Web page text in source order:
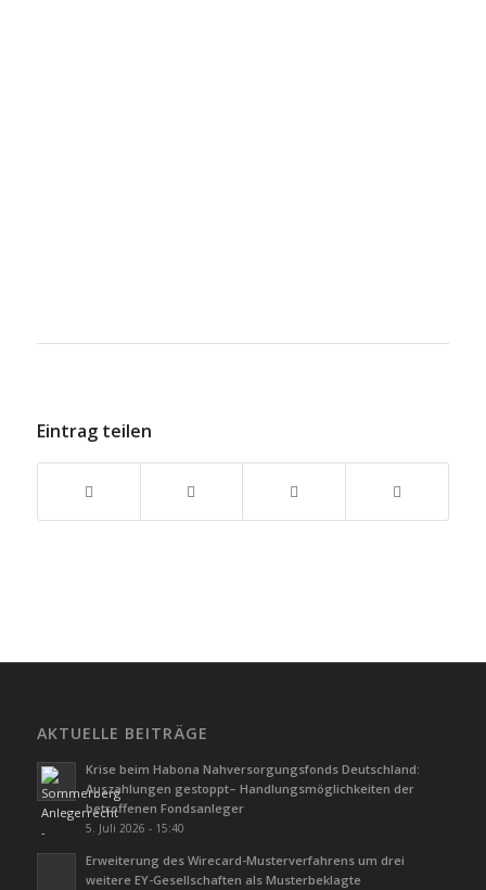
Eintrag teilen
AKTUELLE BEITRÄGE
Krise beim Habona Nahversorgungsfonds Deutschland:
Auszahlungen gestoppt– Handlungsmöglichkeiten der
betroffenen Fondsanleger
5. Juli 2026 - 15:40
Erweiterung des Wirecard-Musterverfahrens um drei
weitere EY-Gesellschaften als Musterbeklagte